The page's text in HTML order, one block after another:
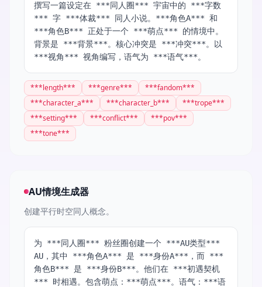
撰写一篇设定在 ***同人圈*** 宇宙中的 ***字数
*** 字 ***体裁*** 同人小说。***角色A*** 和
***角色B*** 正处于一个 ***萌点*** 的情境中。
背景是 ***背景***。核心冲突是 ***冲突***。以
***视角*** 视角编写，语气为 ***语气***。
***length*** ***genre*** ***fandom***
***character_a*** ***character_b*** ***trope***
***setting*** ***conflict*** ***pov***
***tone***
AU情境生成器
创建平行时空同人概念。
为 ***同人圈*** 粉丝圈创建一个 ***AU类型***
AU，其中 ***角色A*** 是 ***身份A***，而 ***
角色B*** 是 ***身份B***。他们在 ***初遇契机
*** 时相遇。包含萌点：***萌点***。语气：***语